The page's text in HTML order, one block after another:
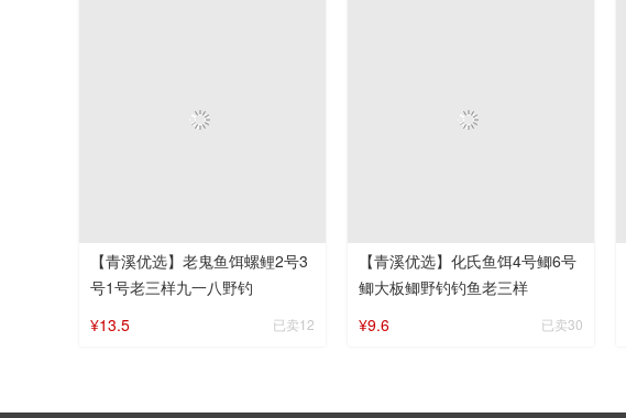
【青溪优选】老鬼鱼饵螺鲤2号3
号1号老三样九一八野钓
¥13.5
已卖12
【青溪优选】化氏鱼饵4号鲫6号
鲫大板鲫野钓钓鱼老三样
¥9.6
已卖30